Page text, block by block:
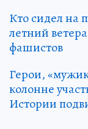
Кто сидел на
летний
фашистов
Герои,
колонне
Истории